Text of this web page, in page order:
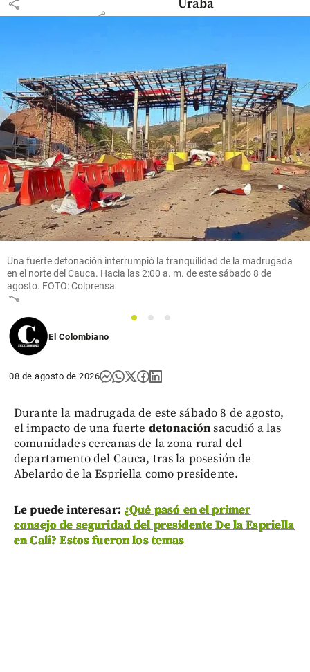
share
Urabá
Colombia
Nuevas
emisiones
de ceniza
en el
volcán
Puracé:
así está la
situación
con la
alerta
naranja
share
Una fuerte detonación interrumpió la tranquilidad de la madrugada
en el norte del Cauca. Hacia las 2:00 a. m. de este sábado 8 de
agosto. FOTO: Colprensa
1 2
3
El Colombiano
08 de agosto de 2026
Durante la madrugada de este sábado 8 de agosto,
el impacto de una fuerte detonaciónsacudió a las
comunidades cercanas de la zona rural del
departamento del Cauca, tras la posesión de
Abelardo de la Espriella como presidente.
Le puede interesar: ¿Qué pasó en el primer
consejo de seguridad del presidente De la Espriella
en Cali? Estos fueron los temas